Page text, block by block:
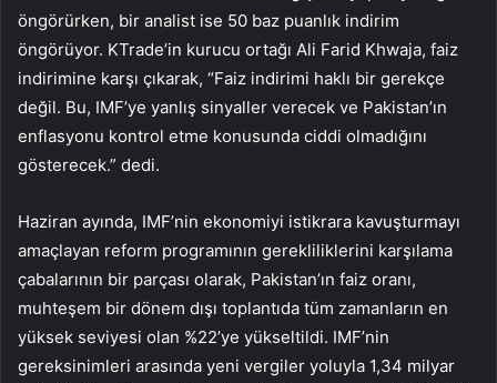
öngörürken, bir analist ise 50 baz puanlık indirim
öngörüyor. KTrade’in kurucu ortağı Ali Farid Khwaja, faiz
indirimine karşı çıkarak, “Faiz indirimi haklı bir gerekçe
değil. Bu, IMF’ye yanlış sinyaller verecek ve Pakistan’ın
enflasyonu kontrol etme konusunda ciddi olmadığını
gösterecek.” dedi.
Haziran ayında, IMF’nin ekonomiyi istikrara kavuşturmayı
amaçlayan reform programının gerekliliklerini karşılama
çabalarının bir parçası olarak, Pakistan’ın faiz oranı,
muhteşem bir dönem dışı toplantıda tüm zamanların en
yüksek seviyesi olan %22’ye yükseltildi. IMF’nin
gereksinimleri arasında yeni vergiler yoluyla 1,34 milyar